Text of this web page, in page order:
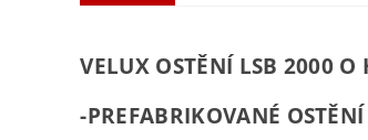
VELUX OSTĚNÍ LSB 2000
-PREFABRIKOVANÉ